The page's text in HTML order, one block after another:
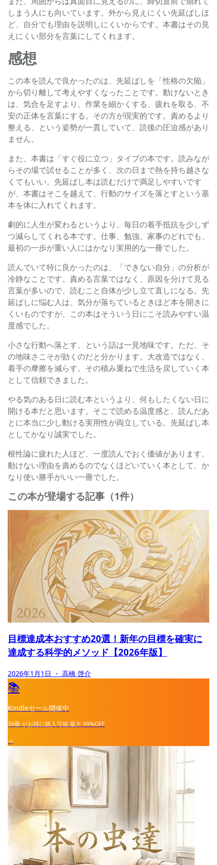
しまう人にも向いています。外から見えにくい先延ばしほ
ど、自分でも理由を説明しにくいからです。本書はその見
えにくい部分を言葉にしてくれます。
感想
この本を読んで良かったのは、先延ばしを「性格の欠陥」
から切り離して考えやすくなったことです。動けないとき
は、気合を足すより、作業を細かくする、疲れを取る、不
安の正体を言葉にする。その方が現実的です。責めるより
整える、という姿勢が一貫していて、読後の圧迫感があり
ません。
また、本書は「すぐ役に立つ」タイプの本です。読みなが
らその場で試せることが多く、次の日まで熱を持ち越さな
くてもいい。先延ばし本は読むだけで満足しやすいです
が、本書はそこを越えて、行動のサイズを落とすという基
本を体に入れてくれます。
劇的に人生が変わるというより、毎日の着手抵抗を少しず
つ減らしてくれる本です。仕事、勉強、家事のどれでも、
最初の一歩が重い人にはかなり実用的な一冊でした。
読んでいて特に良かったのは、「できない自分」の分析が
冷静なことです。責める言葉ではなく、原因を分けて見る
言葉が多いので、読むこと自体が少し立て直しになる。先
延ばしに悩む人は、気分が落ちているときほど本を開きに
くいものですが、この本はそういう日にこそ読みやすい温
度感でした。
小さな行動へ落とす、という話は一見地味です。ただ、そ
の地味さこそが効くのだと分かります。大改造ではなく、
着手の摩擦を減らす。その積み重ねで生活を戻していく本
として信頼できました。
やる気のある日に読む本というより、何もしたくない日に
開ける本だと思います。そこで読める温度感と、読んだあ
とに本当に少し動ける実用性が両立している。先延ばし本
としてかなり誠実でした。
根性論に疲れた人ほど、一度読んでおく価値があります。
動けない理由を責めるのでなくほどいていく本として、か
なり使い勝手がいい一冊でした。
この本が登場する記事（1件）
目標達成本おすすめ20選！新年の目標を確実に
達成する科学的メソッド【2026年版】
2026年1月1日 ・ 高橋 啓介
📚
Kindleセール開催中
39冊がお得に購入可能最大99%OFF
→